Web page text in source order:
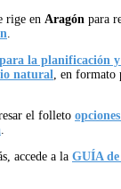
rige en Aragón para
la planificación
natural
, en formato
el folleto
accede a la GUÍA